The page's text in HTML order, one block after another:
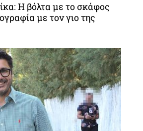
Η βόλτα με το σκάφος
με τον γιο της